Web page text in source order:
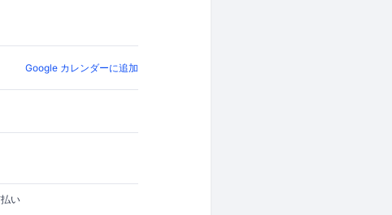
Google カレンダーに追加
い